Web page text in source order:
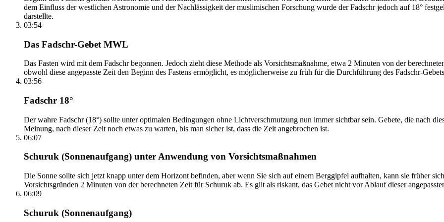
dem Einfluss der westlichen Astronomie und der Nachlässigkeit der muslimischen Forschung wurde der Fadschr jedoch auf 18°
darstellte.
03:54
Das Fadschr-Gebet MWL
Das Fasten wird mit dem Fadschr begonnen. Jedoch zieht diese Methode als Vorsichtsmaßnahme, etwa 2 Minuten von der
obwohl diese angepasste Zeit den Beginn des Fastens ermöglicht, es möglicherweise zu früh für die Durchführung des Fadschr-
03:56
Fadschr 18°
Der wahre Fadschr (18°) sollte unter optimalen Bedingungen ohne Lichtverschmutzung nun immer sichtbar sein. Gebete, die nach
Meinung, nach dieser Zeit noch etwas zu warten, bis man sicher ist, dass die Zeit angebrochen ist.
06:07
Schuruk (Sonnenaufgang) unter Anwendung von Vorsichtsmaßnahmen
Die Sonne sollte sich jetzt knapp unter dem Horizont befinden, aber wenn Sie sich auf einem Berggipfel aufhalten, kann sie früher
Vorsichtsgründen 2 Minuten von der berechneten Zeit für Schuruk ab. Es gilt als riskant, das Gebet nicht vor Ablauf dieser
06:09
Schuruk (Sonnenaufgang)